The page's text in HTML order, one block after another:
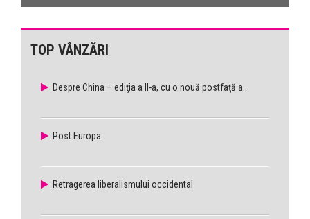
TOP VÂNZĂRI
Despre China – ediţia a II-a, cu o nouă postfaţă a...
Post Europa
Retragerea liberalismului occidental